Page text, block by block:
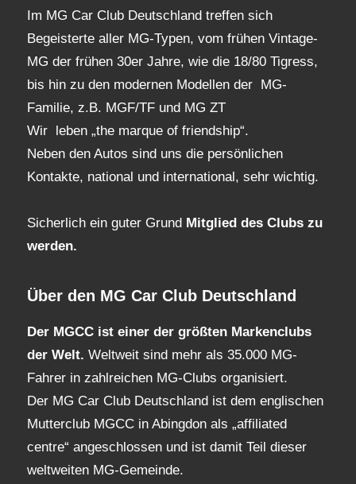
Im MG Car Club Deutschland treffen sich
Begeisterte aller MG-Typen, vom frühen Vintage-
MG der frühen 30er Jahre, wie die 18/80 Tigress,
bis hin zu den modernen Modellen der MG-
Familie, z.B. MGF/TF und MG ZT
Wir leben „the marque of friendship“.
Neben den Autos sind uns die persönlichen
Kontakte, national und international, sehr wichtig.
Sicherlich ein guter Grund Mitglied des Clubs zu
werden.
Über den MG Car Club Deutschland
Der MGCC ist einer der größten Markenclubs
der Welt. Weltweit sind mehr als 35.000 MG-
Fahrer in zahlreichen MG-Clubs organisiert.
Der MG Car Club Deutschland ist dem englischen
Mutterclub MGCC in Abingdon als „affiliated
centre“ angeschlossen und ist damit Teil dieser
weltweiten MG-Gemeinde.